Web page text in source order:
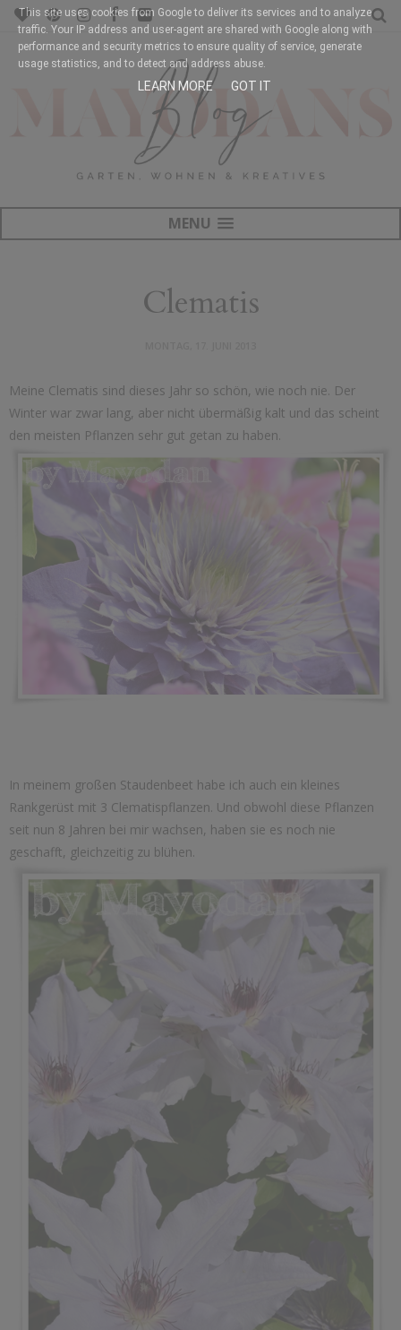
MENU
Clematis
Meine Clematis sind dieses Jahr so schön, wie noch nie. Der
Winter war zwar lang, aber nicht übermäßig kalt und das scheint
den meisten Pflanzen sehr gut getan zu haben.
In meinem großen Staudenbeet habe ich auch ein kleines
Rankgerüst mit 3 Clematispflanzen. Und obwohl diese Pflanzen
seit nun 8 Jahren bei mir wachsen, haben sie es noch nie
geschafft, gleichzeitig zu blühen.
This site uses cookies from Google to deliver its services and to analyze
traffic. Your IP address and user-agent are shared with Google along with
performance and security metrics to ensure quality of service, generate
usage statistics, and to detect and address abuse.
LEARN MORE GOT IT